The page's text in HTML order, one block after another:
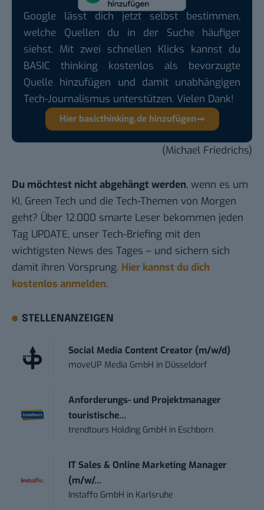
Google lässt dich jetzt selbst bestimmen,
welche Quellen du in der Suche häufiger
siehst. Mit zwei schnellen Klicks kannst du
BASIC thinking kostenlos als bevorzugte
Quelle hinzufügen und damit unabhängigen
Tech-Journalismus unterstützen. Vielen Dank!
Hier basicthinking.de hinzufügen
(Michael Friedrichs)
Du möchtest nicht abgehängt werden, wenn es um
KI, Green Tech und die Tech-Themen von Morgen
geht? Über 12.000 smarte Leser bekommen jeden
Tag UPDATE, unser Tech-Briefing mit den
wichtigsten News des Tages – und sichern sich
damit ihren Vorsprung. Hier kannst du dich
kostenlos anmelden.
STELLENANZEIGEN
Social Media Content Creator (m/w/d)
moveUP Media GmbH in Düsseldorf
Anforderungs- und Projektmanager
touristische...
trendtours Holding GmbH in Eschborn
IT Sales & Online Marketing Manager
(m/w/...
Instaffo GmbH in Karlsruhe